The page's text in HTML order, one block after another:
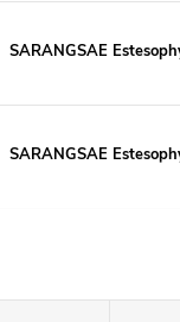
SARANGSAE
SARANGSAE